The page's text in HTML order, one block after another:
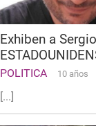
Exhiben a
POLITICA 10 años
[...]